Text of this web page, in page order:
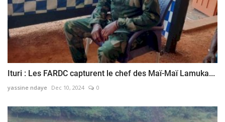
Ituri : Les FARDC capturent le chef des Maï-Maï Lamuka...
yassine ndaye Dec 10, 2024 0